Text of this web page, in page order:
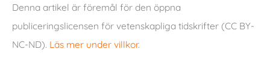
Denna artikel är föremål för den öppna
publiceringslicensen för vetenskapliga tidskrifter (CC BY-
NC-ND). Läs mer under villkor.